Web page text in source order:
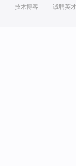
技术博客 诚聘英才